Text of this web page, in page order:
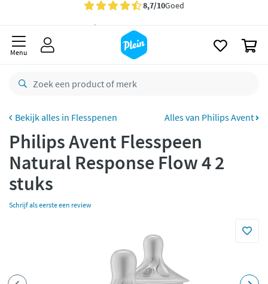
Gratisbezorging vanaf 35,- *
Bestelling uiterlijkzaterdag
retourneren
bezorgd
Betaal met Klarna
Menu
Flesspenen Alles van Philips Avent
Philips Avent Flesspeen
Natural Response Flow 4 2
stuks
Schrijf als eerste een review